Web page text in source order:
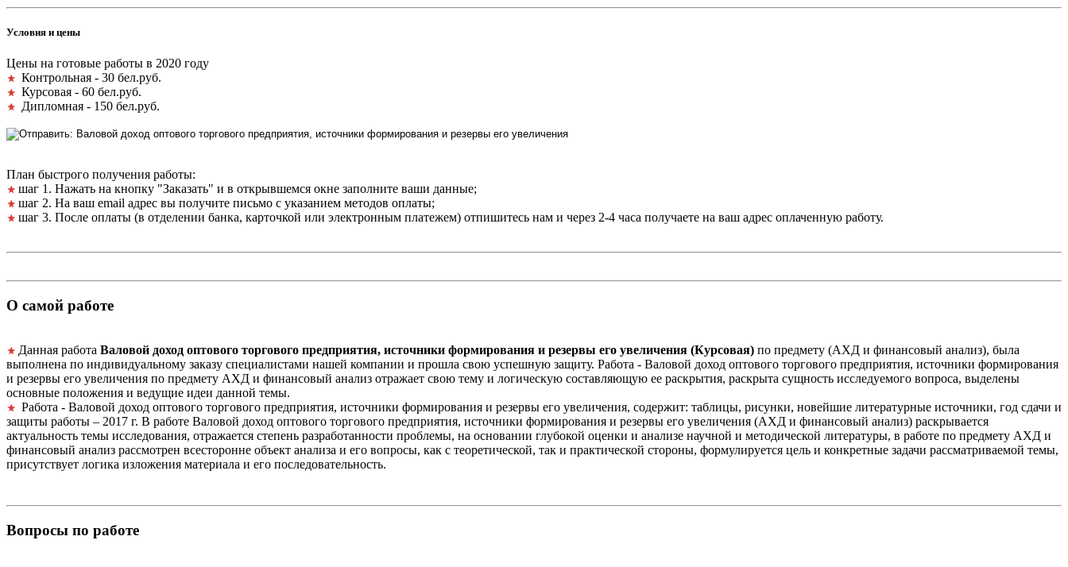
Условия и цены
Цены на готовые работы в 2020 году
Контрольная - 30 бел.руб.
Курсовая - 60 бел.руб.
Дипломная - 150 бел.руб.
План быстрого получения работы:
шаг 1. Нажать на кнопку "Заказать" и в открывшемся окне заполните ваши данные;
шаг 2. На ваш email адрес вы получите письмо с указанием методов оплаты;
шаг 3. После оплаты (в отделении банка, карточкой или электронным платежем) отпишитесь нам и через 2-4 часа получаете на ваш адрес оплаченную работу.
О самой работе
Данная работа Валовой доход оптового торгового предприятия, источники формирования и резервы его увеличения (Курсовая) по предмету (АХД и финансовый анализ), была
выполнена по индивидуальному заказу специалистами нашей компании и прошла свою успешную защиту. Работа - Валовой доход оптового торгового предприятия, источники формирования
и резервы его увеличения по предмету АХД и финансовый анализ отражает свою тему и логическую составляющую ее раскрытия, раскрыта сущность исследуемого вопроса, выделены
основные положения и ведущие идеи данной темы.
Работа - Валовой доход оптового торгового предприятия, источники формирования и резервы его увеличения, содержит: таблицы, рисунки, новейшие литературные источники, год сдачи и
защиты работы – 2017 г. В работе Валовой доход оптового торгового предприятия, источники формирования и резервы его увеличения (АХД и финансовый анализ) раскрывается
актуальность темы исследования, отражается степень разработанности проблемы, на основании глубокой оценки и анализе научной и методической литературы, в работе по предмету АХД и
финансовый анализ рассмотрен всесторонне объект анализа и его вопросы, как с теоретической, так и практической стороны, формулируется цель и конкретные задачи рассматриваемой темы,
присутствует логика изложения материала и его последовательность.
Вопросы по работе